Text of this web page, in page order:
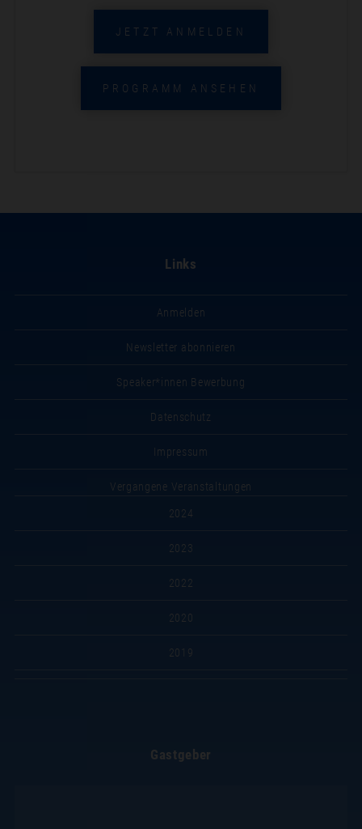
JETZT ANMELDEN
PROGRAMM ANSEHEN
Links
Anmelden
Newsletter abonnieren
Speaker*innen Bewerbung
Datenschutz
Impressum
Vergangene Veranstaltungen
2024
2023
2022
2020
2019
Gastgeber